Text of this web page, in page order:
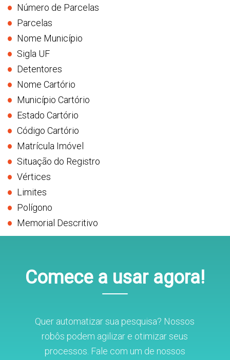
Número de Parcelas
Parcelas
Nome Município
Sigla UF
Detentores
Nome Cartório
Município Cartório
Estado Cartório
Código Cartório
Matrícula Imóvel
Situação do Registro
Vértices
Limites
Polígono
Memorial Descritivo
Comece a usar agora!
Quer automatizar sua pesquisa? Nossos
robôs podem agilizar e otimizar seus
processos. Fale com um de nossos